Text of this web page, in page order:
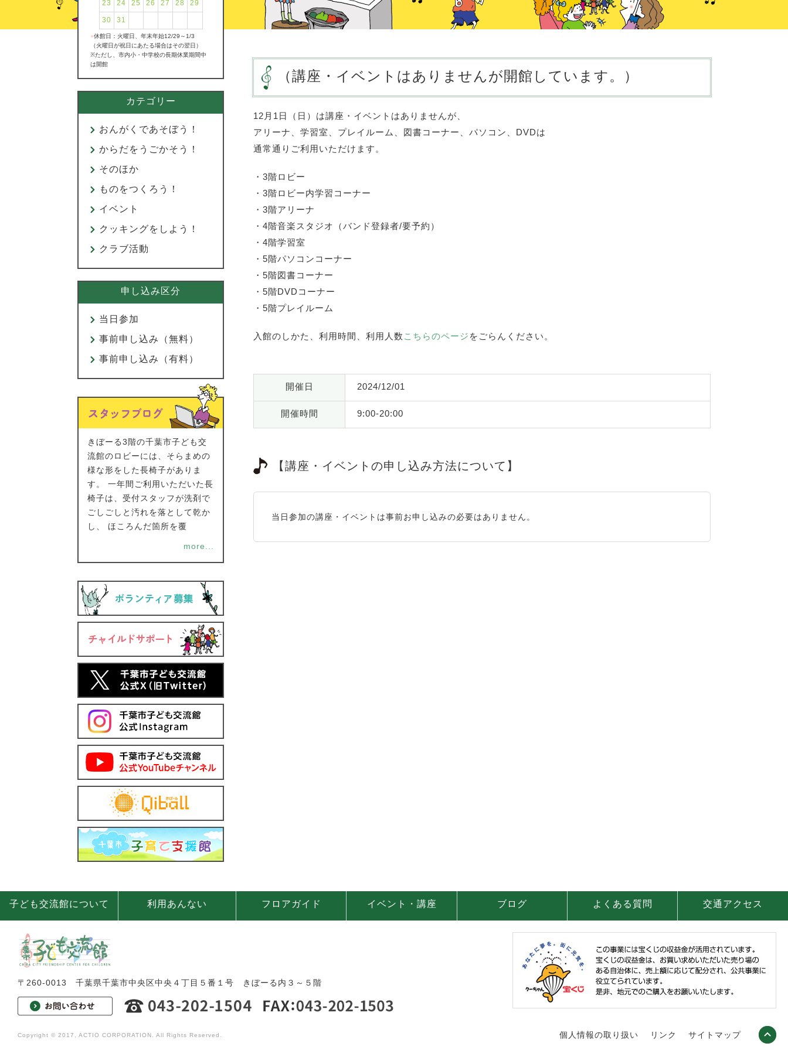
（講座・イベントはありませんが開館しています。）
12月1日（日）は講座・イベントはありませんが、
アリーナ、学習室、プレイルーム、図書コーナー、パソコン、DVDは
通常通りご利用いただけます。
・3階ロビー
・3階ロビー内学習コーナー
・3階アリーナ
・4階音楽スタジオ（バンド登録者/要予約）
・4階学習室
・5階パソコンコーナー
・5階図書コーナー
・5階DVDコーナー
・5階プレイルーム
入館のしかた、利用時間、利用人数 こちらのページ をごらんください。
開催日 2024/12/01
開催時間 9:00-20:00
【講座・イベントの申し込み方法について】
当日参加の講座・イベントは事前お申し込みの必要はありません。
23 24 25 26 27 28 29
30 31
●休館日：火曜日、年末年始12/29～1/3
（火曜日が祝日にあたる場合はその翌日）
※ただし、市内小・中学校の長期休業期間中
は開館
カテゴリー
おんがくであそぼう！
からだをうごかそう！
そのほか
ものをつくろう！
イベント
クッキングをしよう！
クラブ活動
申し込み区分
当日参加
事前申し込み（無料）
事前申し込み（有料）
きぼーる3階の千葉市子ども交
流館のロビーには、そらまめの
様な形をした長椅子がありま
す。 一年間ご利用いただいた長
椅子は、受付スタッフが洗剤で
ごしごしと汚れを落として乾か
し、 ほころんだ箇所を覆
more...
子ども交流館について 利用あんない フロアガイド イベント・講座 ブログ よくある質問 交通アクセス
個人情報の取り扱い リンク サイトマップ
〒260-0013 千葉県千葉市中央区中央４丁目５番１号 きぼーる内３～５階
Copyright © 2017, ACTIO CORPORATION. All Rights Reserved.